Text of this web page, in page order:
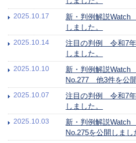
2025.10.17
新・判例解説
しました。
2025.10.14
注目の判例 令和7
しました。
2025.10.10
新・判例解説Watch
No.277 他3件を公開
2025.10.07
注目の判例 令和7
しました。
2025.10.03
新・判例解説Watch
No.275を公開しまし